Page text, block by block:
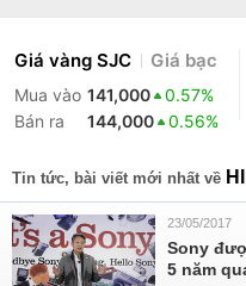
Giá vàng SJC Giá bạc
Mua vào 141,000
0.57%
Bán ra
144,000 0.56%
Tin tức, bài viết mới nhất về
23/05/2017
Sony
5 năm